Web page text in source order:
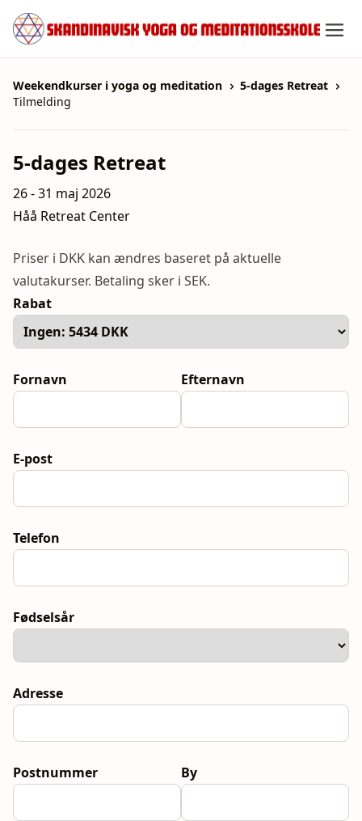
Spring
indhold
Weekendkurser i yoga og meditation
5-dages Retreat
Tilmelding
5-dages Retreat
26 - 31 maj 2026
Håå Retreat Center
Priser i DKK kan ændres baseret på aktuelle
valutakurser. Betaling sker i SEK.
Rabat
Fornavn Efternavn
E-post
Telefon
Fødselsår
Adresse
Postnummer By